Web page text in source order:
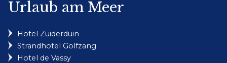
Urlaub am Meer
Hotel Zuiderduin
Strandhotel Golfzang
Hotel de Vassy